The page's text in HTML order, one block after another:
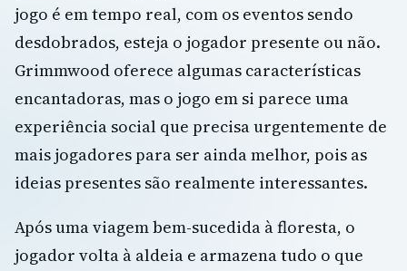
jogo é em tempo real, com os eventos sendo
desdobrados, esteja o jogador presente ou não.
Grimmwood oferece algumas características
encantadoras, mas o jogo em si parece uma
experiência social que precisa urgentemente de
mais jogadores para ser ainda melhor, pois as
ideias presentes são realmente interessantes.
Após uma viagem bem-sucedida à floresta, o
jogador volta à aldeia e armazena tudo o que